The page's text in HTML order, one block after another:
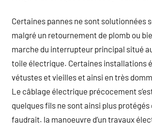
Certaines pannes ne sont solutionnées
malgré un retournement de plomb ou
marche du interrupteur principal situé
toile électrique. Certaines installations
vétustes et vieilles et ainsi en très
Le câblage électrique précocement
quelques fils ne sont ainsi plus protégés
faudrait. la manoeuvre d’un travaux